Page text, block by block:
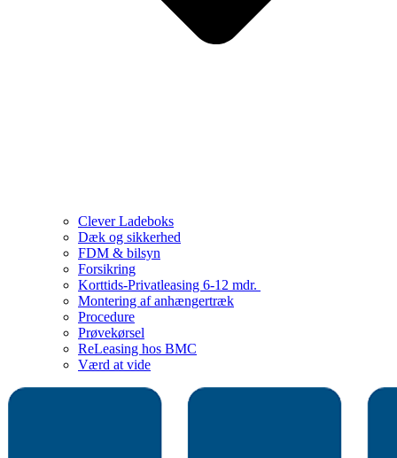
Clever Ladeboks
Dæk og sikkerhed
FDM & bilsyn
Forsikring
Korttids-Privatleasing 6-12 mdr.
Montering af anhængertræk
Procedure
Prøvekørsel
ReLeasing hos BMC
Værd at vide